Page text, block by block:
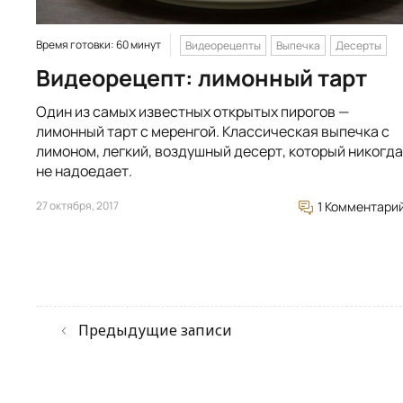
Время готовки: 60 минут Видеорецепты Выпечка Десерты
Видеорецепт: лимонный тарт
Один из самых известных открытых пирогов —
лимонный тарт с меренгой. Классическая выпечка с
лимоном, легкий, воздушный десерт, который никогда
не надоедает.
27 октября, 2017 1
Предыдущие записи